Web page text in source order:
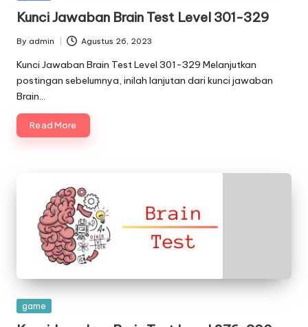
Kunci Jawaban Brain Test Level 301-329
Posted
by
By admin Agustus 26, 2023
Kunci Jawaban Brain Test Level 301-329 Melanjutkan
postingan sebelumnya, inilah lanjutan dari kunci jawaban
Brain…
Read More
Posted
game